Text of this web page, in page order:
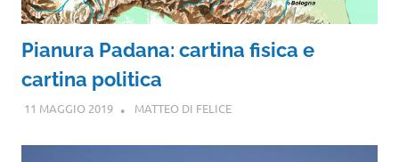
Pianura Padana: cartina fisica e
cartina politica
11 MAGGIO 2019 MATTEO DI FELICE